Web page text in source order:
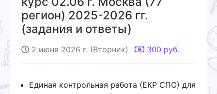
регион) 2025-2026 гг.
(задания и ответы)
2 июня 2026 г. (Вторник) 300 руб.
Единая контрольная работа (ЕКР СПО) для